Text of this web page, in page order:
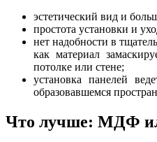
эстетический вид и
простота установки и
нет надобности в
как материал
потолке или стене;
установка панелей
образовавшемся
Что лучше: МДФ